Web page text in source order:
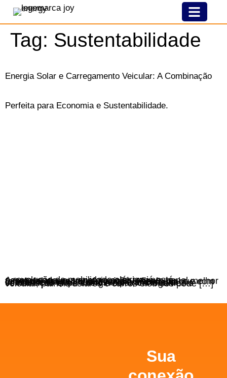
Tag: Sustentabilidade
Energia Solar e Carregamento Veicular: A Combinação
Perfeita para Economia e Sustentabilidade.
A revolução da mobilidade elétrica já está acontecendo, e a energia solar tem um papel essencial nessa transformação. Afinal, qual a melhor forma de abastecer seu veículo elétrico do que com uma fonte limpa, renovável e incrivelmente econômica? Hoje, vamos explorar como a combinação entre energia solar, carregamento veicular, painéis solares e carros elétricos pode […]
Sua